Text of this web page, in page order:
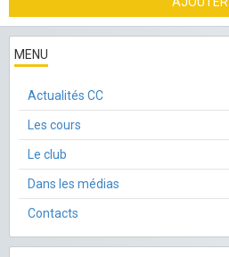
MENU
Actualités CC
Les cours
Le club
Dans les médias
Contacts